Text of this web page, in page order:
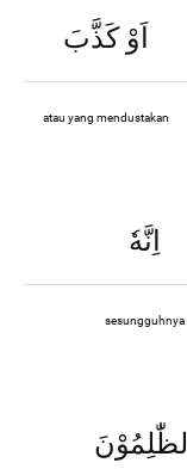
اَوْ كَذَّبَ
atau yang mendustakan
اِنَّهٗ
sesungguhnya
الظّٰلِمُوْنَ